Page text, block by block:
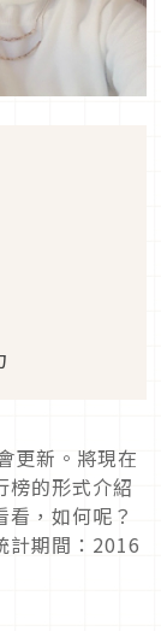
更新。將現在
榜的形式介紹
，如何呢？
計期間：2016